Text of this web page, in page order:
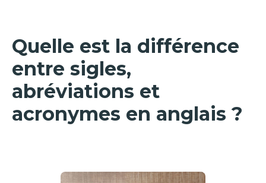
Quelle est la différence
entre sigles,
abréviations et
acronymes en anglais ?